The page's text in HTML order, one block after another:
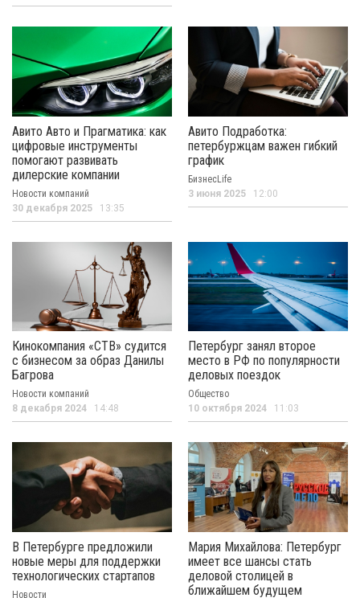
Авито Авто и Прагматика: как
цифровые инструменты
помогают развивать
дилерские компании
Новости компаний
30 декабря 2025 13:35
Авито Подработка:
петербуржцам важен гибкий
график
БизнесLife
3 июня 2025 12:00
Кинокомпания «СТВ» судится
с бизнесом за образ Данилы
Багрова
Новости компаний
8 декабря 2024 14:48
Петербург занял второе
место в РФ по популярности
деловых поездок
Общество
10 октября 2024 11:03
В Петербурге предложили
новые меры для поддержки
технологических стартапов
Новости
Мария Михайлова: Петербург
имеет все шансы стать
деловой столицей в
ближайшем будущем